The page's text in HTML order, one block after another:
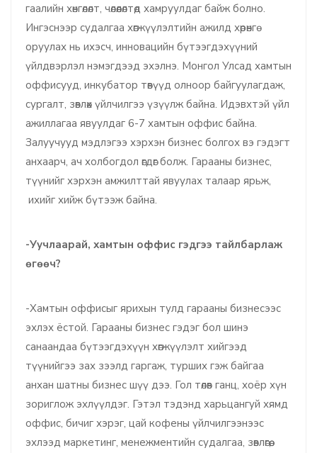
гаалийн хөнгөлөлт, чөлөөлөлтөд хамруулдаг байж болно.
Ингэснээр судалгаа хөгжүүлэлтийн ажилд хөрөнгө
оруулах нь ихэсч, инновацийн бүтээгдэхүүний
үйлдвэрлэл нэмэгдээд эхэлнэ. Монгол Улсад хамтын
оффисууд, инкубатор төвүүд олноор байгуулагдаж,
сургалт, зөвлөх үйлчилгээ үзүүлж байна. Идэвхтэй үйл
ажиллагаа явуулдаг 6-7 хамтын оффис байна.
Залуучууд мэдлэгээ хэрхэн бизнес болгох вэ гэдэгт
анхаарч, ач холбогдол өгдөг болж. Гарааны бизнес,
түүнийг хэрхэн амжилттай явуулах талаар ярьж,
ихийг хийж бүтээж байна.
-Уучлаарай, хамтын оффис гэдгээ тайлбарлаж
өгөөч?
-Хамтын оффисыг ярихын тулд гарааны бизнесээс
эхлэх ёстой. Гарааны бизнес гэдэг бол шинэ
санаандаа бүтээгдэхүүн хөгжүүлэлт хийгээд
түүнийгээ зах зээлд гаргаж, турших гэж байгаа
анхан шатны бизнес шүү дээ. Гол төлөв ганц, хоёр хүн
зориглож эхлүүлдэг. Гэтэл тэдэнд харьцангуй хямд
оффис, бичиг хэрэг, цай кофены үйлчилгээнээс
эхлээд маркетинг, менежментийн судалгаа, зөвлөгөө,